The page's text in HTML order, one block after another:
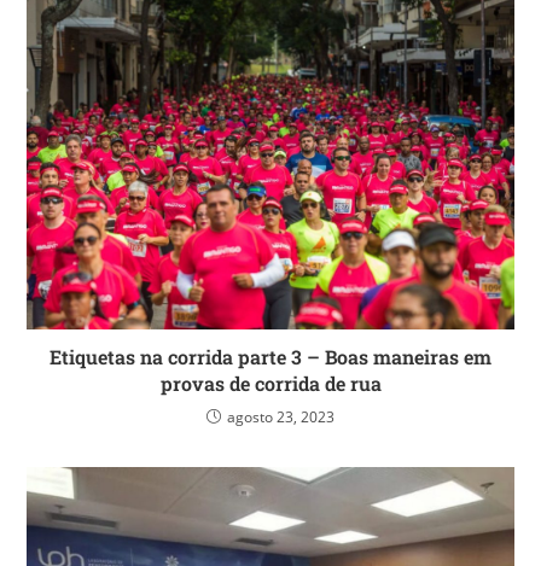
Etiquetas na corrida parte 3 – Boas maneiras em
provas de corrida de rua
agosto 23, 2023